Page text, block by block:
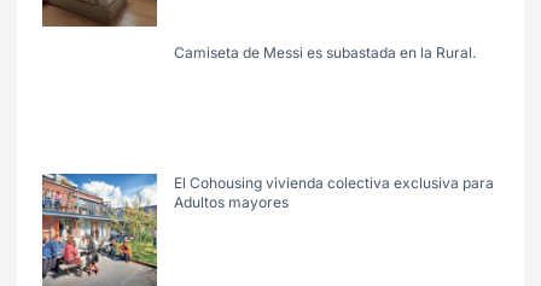
Camiseta de Messi es subastada en la Rural.
El Cohousing vivienda colectiva exclusiva para
Adultos mayores